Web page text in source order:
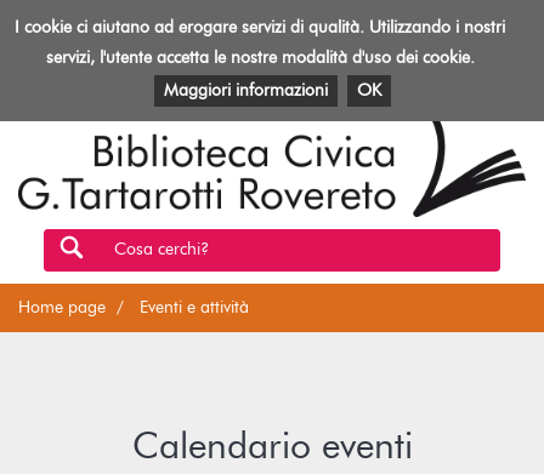
Toggle
Biblioteca
Rovereto
EVENTI E ATTIVITÀ PATRIMONIO E RISORSE
Cosa cerchi?
Home page Eventi e attività
Calendario eventi
I cookie ci aiutano ad erogare servizi di qualità. Utilizzando i nostri
servizi, l'utente accetta le nostre modalità d'uso dei cookie.
Maggiori informazioni
OK